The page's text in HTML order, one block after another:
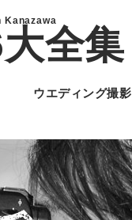
Kanazawa
全集
ウエディング撮影